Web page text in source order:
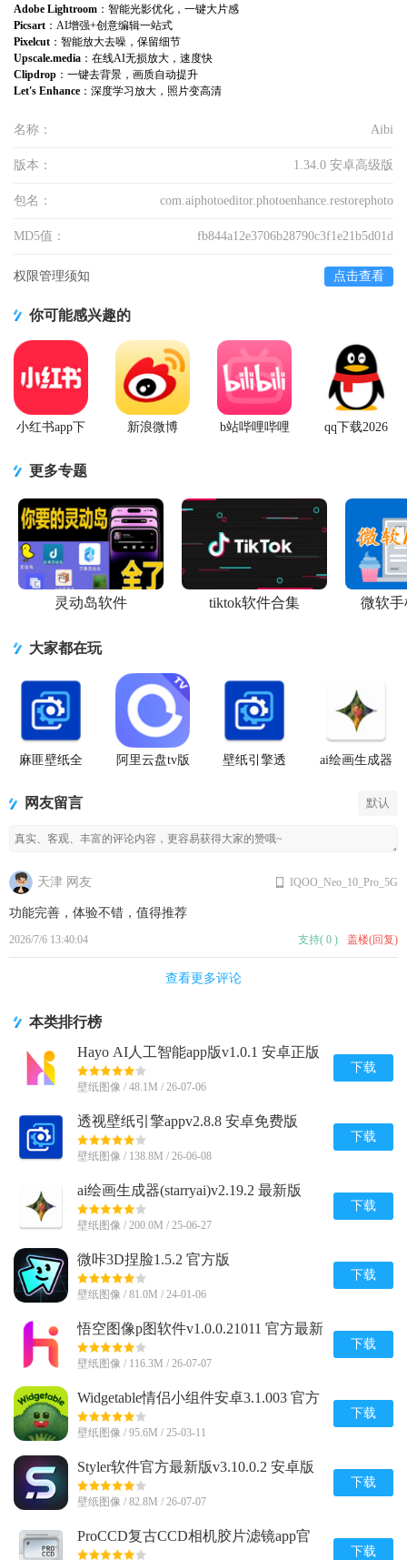
Adobe Lightroom ：智能光影优化，一键大片感
Picsart ：AI增强+创意编辑一站式
Pixelcut ：智能放大去噪，保留细节
Upscale.media ：在线AI无损放大，速度快
Clipdrop ：一键去背景，画质自动提升
Let's Enhance ：深度学习放大，照片变高清
名称： Aibi
版本： 1.34.0 安卓高级版
包名： com.aiphotoeditor.photoenhance.restorephoto
MD5值： fb844a12e3706b28790c3f1e21b5d01d
权限管理须知 点击查看
你可能感兴趣的
小红书app下
新浪微博
b站哔哩哔哩
qq下载2026
更多专题
灵动岛软件 tiktok软件合集 微软手
大家都在玩
麻匪壁纸全
阿里云盘tv版
壁纸引擎透
ai绘画生成器
网友留言 默认
天津 网友
2026/7/6 13:40:04
功能完善，体验不错，值得推荐
IQOO_Neo_10_Pro_5G
支持( 0 ) 盖楼(回复)
查看更多评论
本类排行榜
Hayo AI人工智能app版v1.0.1 安卓正版
壁纸图像 / 48.1M / 26-07-06
下载
透视壁纸引擎appv2.8.8 安卓免费版
壁纸图像 / 138.8M / 26-06-08
下载
ai绘画生成器(starryai)v2.19.2 最新版
壁纸图像 / 200.0M / 25-06-27
下载
微咔3D捏脸1.5.2 官方版
壁纸图像 / 81.0M / 24-01-06
下载
悟空图像p图软件v1.0.0.21011 官方最新
版
壁纸图像 / 116.3M / 26-07-07
下载
Widgetable情侣小组件安卓3.1.003 官方
手机最新版
壁纸图像 / 95.6M / 25-03-11
下载
Styler软件官方最新版v3.10.0.2 安卓版
壁纸图像 / 82.8M / 26-07-07
下载
ProCCD复古CCD相机胶片滤镜app官
方版6.2.0 最新版
下载